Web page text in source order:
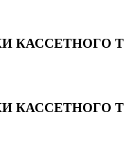
КАССЕТНОГО
КАССЕТНОГО